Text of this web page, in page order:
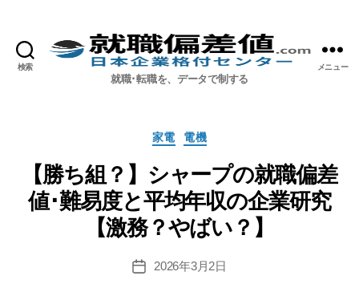
検索 就職偏差値.com【公式】
就職･転職を、データで制する
メニュー
カ
ゴ
リ
ー
家電 電機
【勝ち組？】シャープの就職偏差
値･難易度と平均年収の企業研究
【激務？やばい？】
投
2026年3月2日